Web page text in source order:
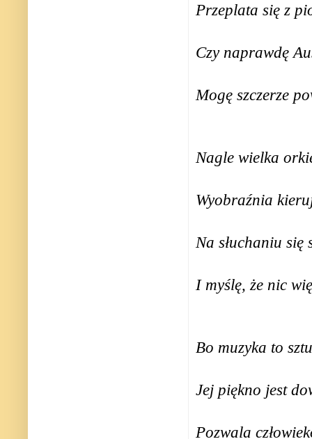
Przeplata się z
Czy naprawdę
Mogę szczerze
Nagle wielka
Wyobraźnia
Na słuchaniu się
I myślę, że nic
Bo muzyka to
Jej piękno jest
Pozwala